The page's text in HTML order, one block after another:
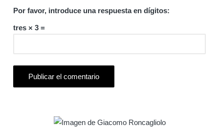
Por favor, introduce una respuesta en dígitos:
tres × 3 =